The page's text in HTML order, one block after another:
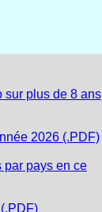
sur plus de 8 ans
2026 (.PDF)
par pays en ce